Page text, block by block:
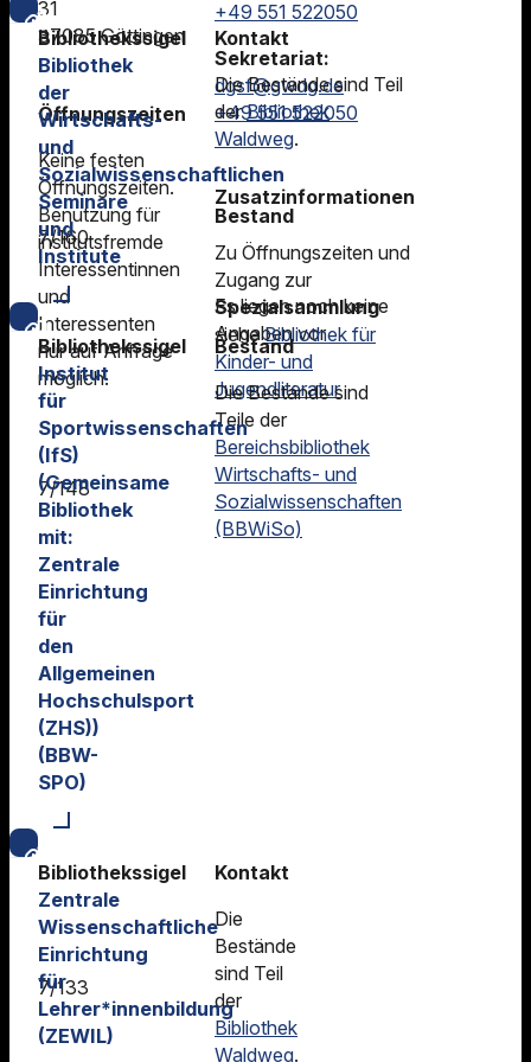
31
37085 Göttingen
Öffnungszeiten
Keine festen
Öffnungszeiten.
Benutzung für
institutsfremde
Interessentinnen
und
Interessenten
nur auf Anfrage
möglich.
+49 551 522050
Sekretariat:
dgsf@gwdg.de
+49 551 522050
Bestand
Es liegen noch keine
Angaben vor
Bibliothekssigel
7/160
Kontakt
Die Bestände sind Teil
derBibliothek
Waldweg.
Zusatzinformationen
Zu Öffnungszeiten und
Zugang zur
Spezialsammlung
sieheBibliothek für
Kinder- und
Jugendliteratur
Bibliothek
der
Wirtschafts-
und
Sozialwissenschaftlichen
Seminare
und
Institute
Bibliothekssigel
7/148
Bestand
Die Bestände sind
Teile der
Bereichsbibliothek
Wirtschafts- und
Sozialwissenschaften
(BBWiSo)
Institut
für
Sportwissenschaften
(IfS)
(Gemeinsame
Bibliothek
mit:
Zentrale
Einrichtung
für
den
Allgemeinen
Hochschulsport
(ZHS))
(BBW-
SPO)
Bibliothekssigel
7/133
Kontakt
Die
Bestände
sind Teil
der
Bibliothek
Waldweg.
Zentrale
Wissenschaftliche
Einrichtung
für
Lehrer*innenbildung
(ZEWIL)